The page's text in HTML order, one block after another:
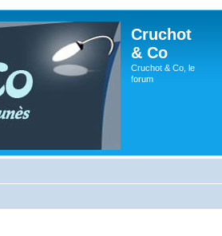
Cruchot
& Co
Cruchot & Co, le
forum